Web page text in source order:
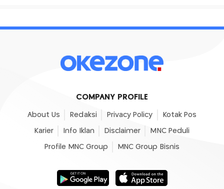
COMPANY PROFILE
About Us Redaksi Privacy Policy Kotak Pos
Karier Info Iklan Disclaimer MNC Peduli
Profile MNC Group MNC Group Bisnis